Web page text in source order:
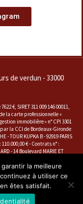
de verdun - 33000
€, SIRET 311 009 146 00011,
la carte professionnelle «
immobilière » n° CPI 3301
la CCI de Bordeaux-Gironde
- TOUR KUPKA B - 92919 PARIS
€ - Contrats n° :
- 14 Boulevard MARIE ET
est représentée par
et seul et unique gérant,
et fonds de commerce »
valable jusqu'au 9 février 2029 et
10 février 2026
la meilleure
à utiliser ce
êtes satisfait.